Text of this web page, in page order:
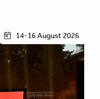
14-16 August 2026